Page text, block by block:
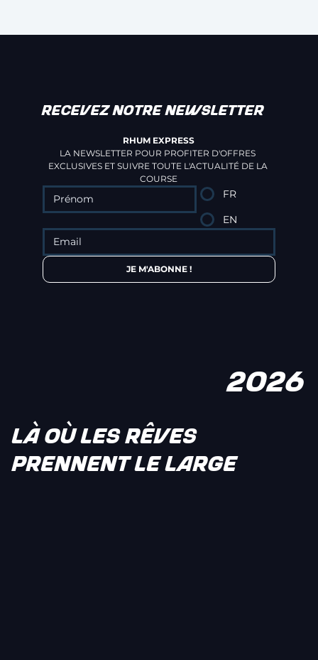
LÀ OÙ LES RÊVES
PRENNENT LE LARGE
RECEVEZ NOTRE NEWSLETTER
RHUM EXPRESS
LA NEWSLETTER POUR PROFITER D'OFFRES
EXCLUSIVES ET SUIVRE TOUTE L'ACTUALITÉ DE LA
COURSE
FR
EN
JE M'ABONNE !
2026